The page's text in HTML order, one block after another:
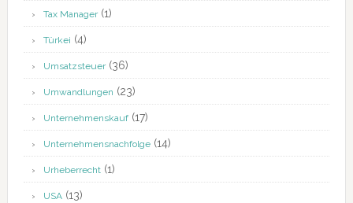
Tax Manager(1)
Türkei (4)
Umsatzsteuer(36)
Umwandlungen (23)
Unternehmenskauf(17)
Unternehmensnachfolge(14)
Urheberrecht(1)
USA(13)